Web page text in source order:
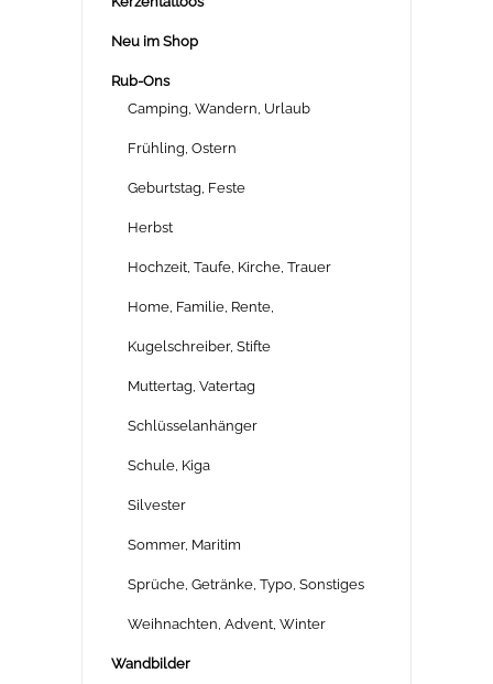
Neu im Shop
Rub-Ons
Camping, Wandern, Urlaub
Frühling, Ostern
Geburtstag, Feste
Herbst
Hochzeit, Taufe, Kirche, Trauer
Home, Familie, Rente,
Kugelschreiber, Stifte
Muttertag, Vatertag
Schlüsselanhänger
Schule, Kiga
Silvester
Sommer, Maritim
Sprüche, Getränke, Typo, Sonstiges
Weihnachten, Advent, Winter
Wandbilder